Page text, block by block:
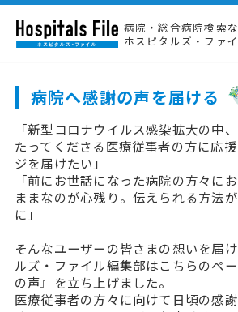
病院・総合病院検索
ホスピタルズ・ファ
病院へ感謝の声を届ける
「新型コロナウイルス感染拡大の中
たってくださる医療従事者の方に応
ジを届けたい」
「前にお世話になった病院の方々に
ままなのが心残り。伝えられる方法
に」
そんなユーザーの皆さまの想いを届
ルズ・ファイル編集部はこちらのペ
の声』を立ち上げました。
医療従事者の方々に向けて日頃の感